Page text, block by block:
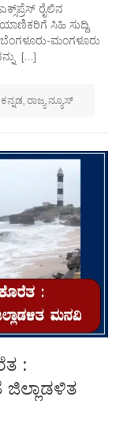
ರೈಲಿನ
ಸಿಹಿ ಸುದ್ದಿ.
ಮಂಗಳೂರು
[…]
,ರಾಜ್ಯ ನ್ಯೂಸ್
: